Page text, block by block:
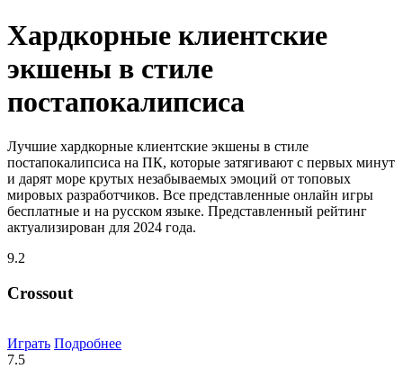
Хардкорные клиентские
экшены в стиле
постапокалипсиса
Лучшие хардкорные клиентские экшены в стиле
постапокалипсиса на ПК, которые затягивают с первых минут
и дарят море крутых незабываемых эмоций от топовых
мировых разработчиков. Все представленные онлайн игры
бесплатные и на русском языке. Представленный рейтинг
актуализирован для 2024 года.
9.2
Crossout
Играть Подробнее
7.5